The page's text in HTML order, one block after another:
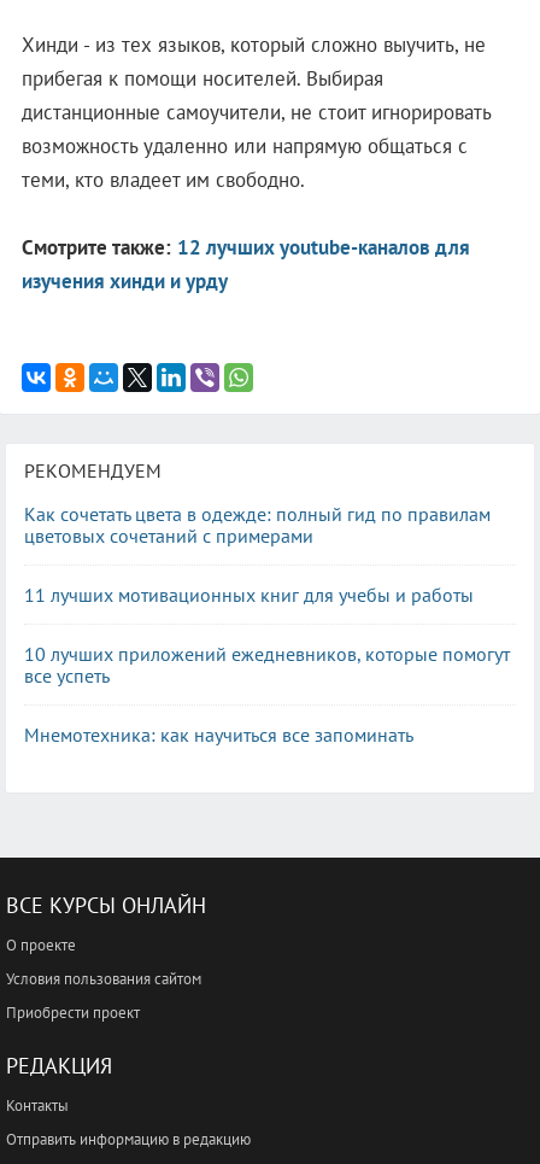
Хинди - из тех языков, который сложно выучить, не
прибегая к помощи носителей. Выбирая
дистанционные самоучители, не стоит игнорировать
возможность удаленно или напрямую общаться с
теми, кто владеет им свободно.
Смотрите также: 12 лучших youtube-каналов для
изучения хинди и урду
РЕКОМЕНДУЕМ
Как сочетать цвета в одежде: полный гид по правилам
цветовых сочетаний с примерами
11 лучших мотивационных книг для учебы и работы
10 лучших приложений ежедневников, которые помогут
все успеть
Мнемотехника: как научиться все запоминать
ВСЕ КУРСЫ ОНЛАЙН
О проекте
Условия пользования сайтом
Приобрести проект
РЕДАКЦИЯ
Контакты
Отправить информацию в редакцию